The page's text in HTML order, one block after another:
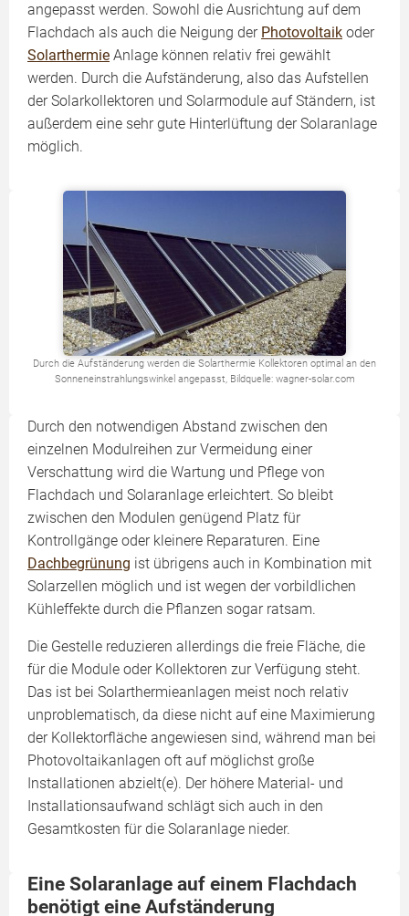
angepasst werden. Sowohl die Ausrichtung auf dem
Flachdach als auch die Neigung der Photovoltaik oder
Solarthermie Anlage können relativ frei gewählt
werden. Durch die Aufständerung, also das Aufstellen
der Solarkollektoren und Solarmodule auf Ständern, ist
außerdem eine sehr gute Hinterlüftung der Solaranlage
möglich.
Durch die Aufständerung werden die Solarthermie Kollektoren optimal an den
Sonneneinstrahlungswinkel angepasst, Bildquelle: wagner-solar.com
Durch den notwendigen Abstand zwischen den
einzelnen Modulreihen zur Vermeidung einer
Verschattung wird die Wartung und Pflege von
Flachdach und Solaranlage erleichtert. So bleibt
zwischen den Modulen genügend Platz für
Kontrollgänge oder kleinere Reparaturen. Eine
Dachbegrünung ist übrigens auch in Kombination mit
Solarzellen möglich und ist wegen der vorbildlichen
Kühleffekte durch die Pflanzen sogar ratsam.
Die Gestelle reduzieren allerdings die freie Fläche, die
für die Module oder Kollektoren zur Verfügung steht.
Das ist bei Solarthermieanlagen meist noch relativ
unproblematisch, da diese nicht auf eine Maximierung
der Kollektorfläche angewiesen sind, während man bei
Photovoltaikanlagen oft auf möglichst große
Installationen abzielt(e). Der höhere Material- und
Installationsaufwand schlägt sich auch in den
Gesamtkosten für die Solaranlage nieder.
Eine Solaranlage auf einem Flachdach
benötigt eine Aufständerung